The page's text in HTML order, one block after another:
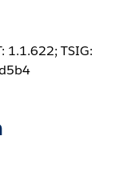
1.1.622; TSIG: